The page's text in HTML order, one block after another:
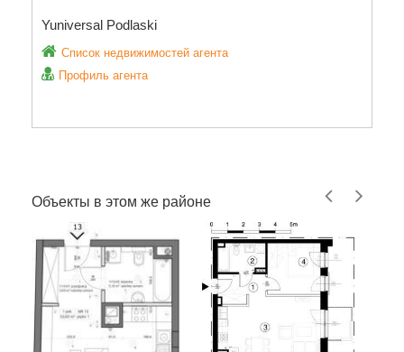
Yuniversal Podlaski
Список недвижимостей агента
Профиль агента
Объекты в этом же районе